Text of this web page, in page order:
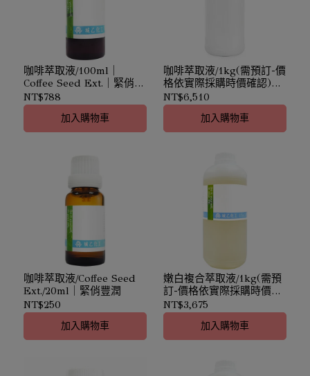
咖啡萃取液/100ml｜
Coffee Seed Ext.｜緊俏豐
潤
NT$788
加入購物車
咖啡萃取液/1kg(需預訂-價
格依實際採購時價確認)｜
Coffee Seed Ext.｜緊俏豐
潤
NT$6,510
加入購物車
咖啡萃取液/Coffee Seed
Ext./20ml｜緊俏豐潤
NT$250
加入購物車
嫩白複合萃取液/1kg(需預
訂-價格依實際採購時價確
認)｜皙白調理 (原：抗斑
植物複合萃取液)
NT$3,675
加入購物車